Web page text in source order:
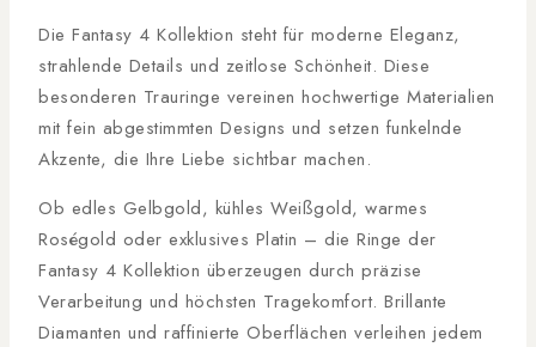
Die Fantasy 4 Kollektion steht für moderne Eleganz,
strahlende Details und zeitlose Schönheit. Diese
besonderen Trauringe vereinen hochwertige Materialien
mit fein abgestimmten Designs und setzen funkelnde
Akzente, die Ihre Liebe sichtbar machen.
Ob edles Gelbgold, kühles Weißgold, warmes
Roségold oder exklusives Platin – die Ringe der
Fantasy 4 Kollektion überzeugen durch präzise
Verarbeitung und höchsten Tragekomfort. Brillante
Diamanten und raffinierte Oberflächen verleihen jedem